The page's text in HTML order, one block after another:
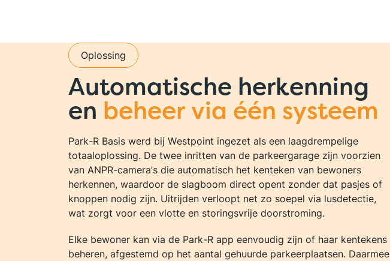
Oplossing
Automatische herkenning
en beheer via één systeem
Park-R Basis werd bij Westpoint ingezet als een laagdrempelige
totaaloplossing. De twee inritten van de parkeergarage zijn voorzien
van ANPR-camera’s die automatisch het kenteken van bewoners
herkennen, waardoor de slagboom direct opent zonder dat pasjes of
knoppen nodig zijn. Uitrijden verloopt net zo soepel via lusdetectie,
wat zorgt voor een vlotte en storingsvrije doorstroming.
Elke bewoner kan via de Park-R app eenvoudig zijn of haar kentekens
beheren, afgestemd op het aantal gehuurde parkeerplaatsen. Daarmee